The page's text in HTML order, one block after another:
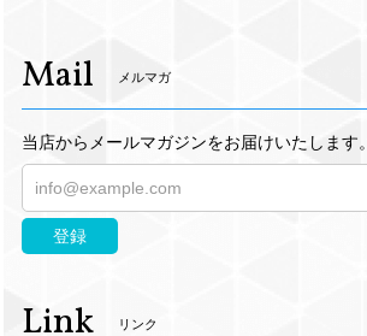
Mail メルマガ
当店からメールマガジンをお届けいたします。
登録
Link リンク